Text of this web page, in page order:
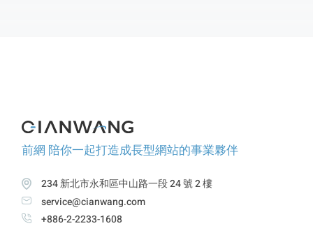
前網 陪你一起打造成長型網站的事業夥伴
234 新北市永和區中山路一段 24 號 2 樓
service@cianwang.com
+886-2-2233-1608